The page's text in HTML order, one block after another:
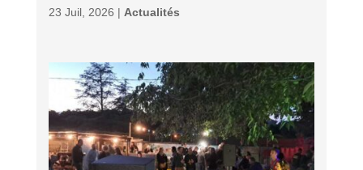
23 Juil, 2026 | Actualités